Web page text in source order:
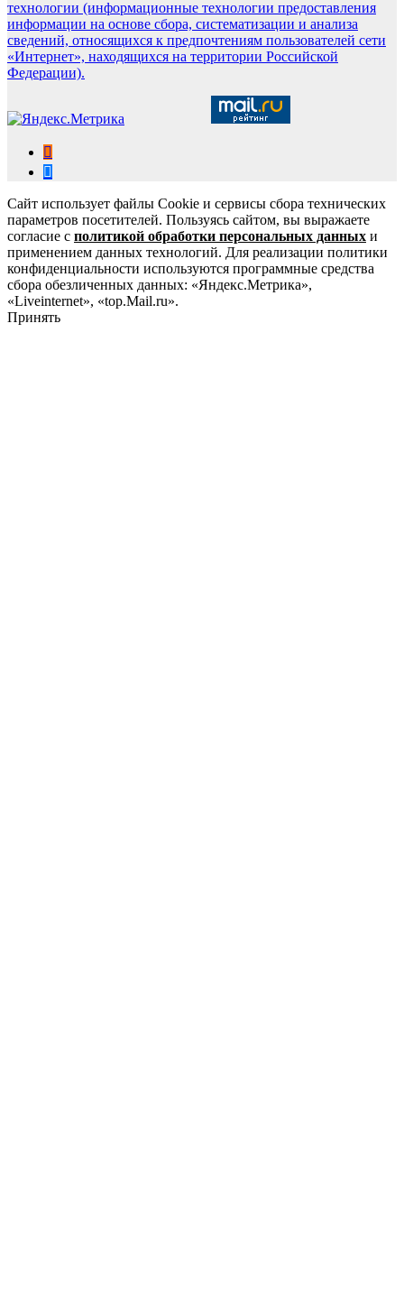
технологии (информационные технологии предоставления
информации на основе сбора, систематизации и анализа
сведений, относящихся к предпочтениям пользователей сети
«Интернет», находящихся на территории Российской
Федерации).
Сайт использует файлы Cookie и сервисы сбора технических
параметров посетителей. Пользуясь сайтом, вы выражаете
согласие с политикой обработки персональных данных и
применением данных технологий. Для реализации политики
конфиденциальности используются программные средства
сбора обезличенных данных: «Яндекс.Метрика»,
«Liveinternet», «top.Mail.ru».
Принять